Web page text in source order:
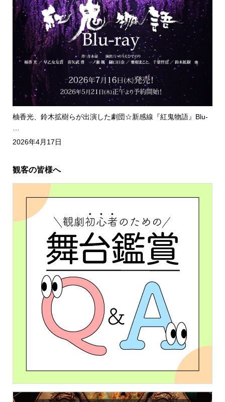
柚香光、鈴木拡樹らが出演した劇団☆新感線『紅鬼物語』Blu-
…
2026年4月17日
観客の皆様へ